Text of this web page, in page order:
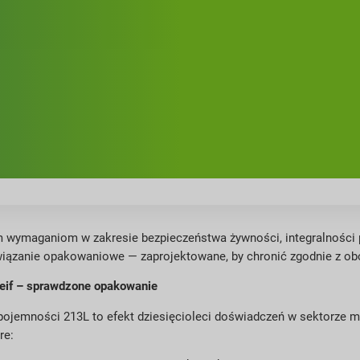
w zakresie bezpieczeństwa żywności,
opakowaniowe — zaprojektowane, by chronić zgodnie z
– sprawdzone opakowanie
213L to efekt dziesięcioleci doświadczeń w sektorze